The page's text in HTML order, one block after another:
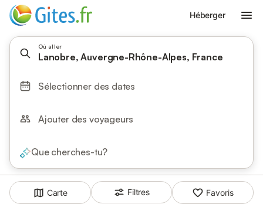
Héberger
Où aller
Lanobre, Auvergne-Rhône-Alpes, France
Sélectionner des dates
Ajouter des voyageurs
Que cherches-tu?
Carte Filtres Favoris